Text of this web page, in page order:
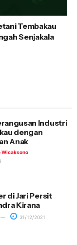
Tembakau
Senjakala
Industri
dengan
Anak
Wicaksono
di Jari Persit
Kirana
31/12/2021